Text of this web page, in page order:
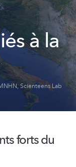
à la
,Scienteens Lab
forts du